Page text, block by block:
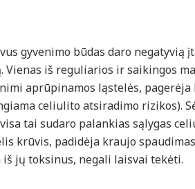
gyvenimo būdas daro negatyvią
iš reguliarios ir saikingos
aprūpinamos ląstelės,
celiulito atsiradimo rizikos).
tai sudaro palankias sąlygas
krūvis, padidėja kraujo
jų toksinus, negali laisvai tekėti.